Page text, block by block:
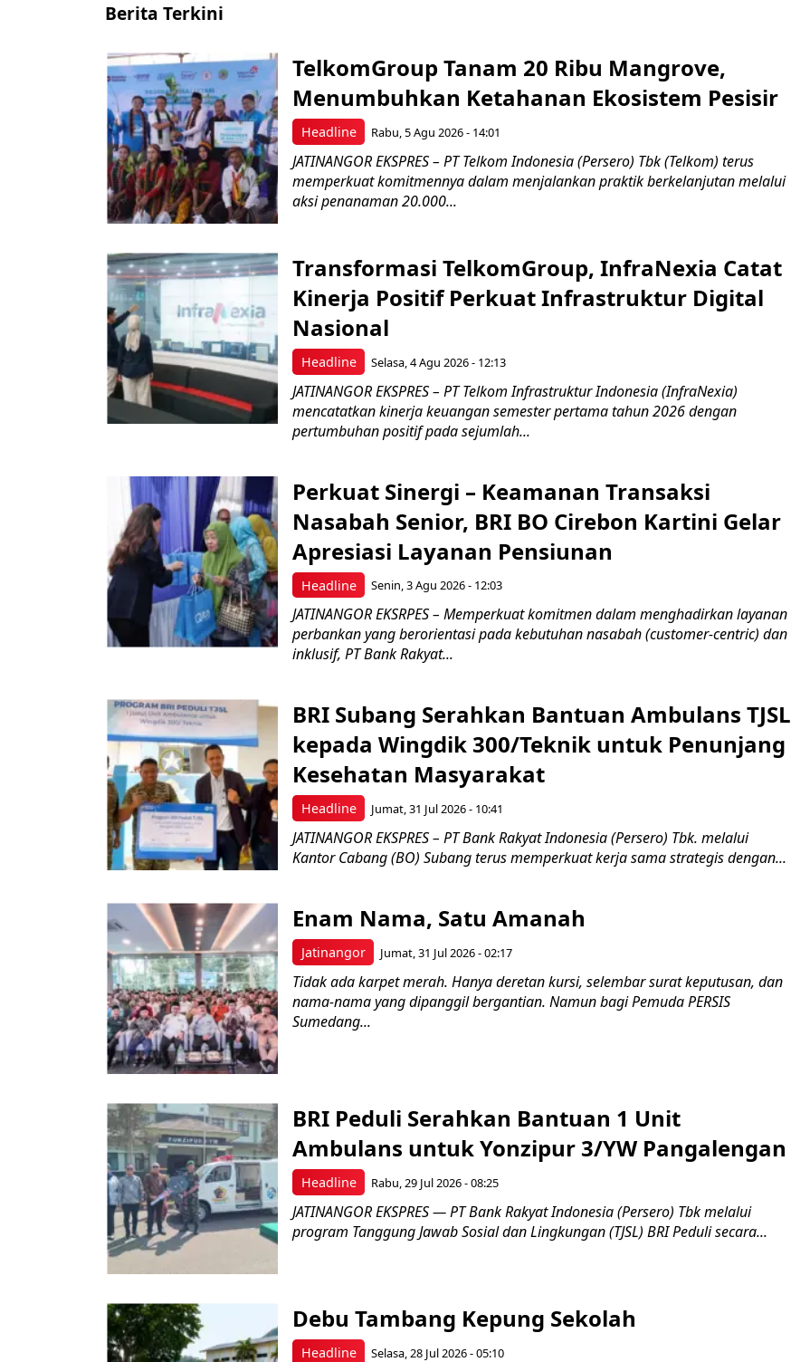
Berita Terkini
Headline
TelkomGroup Tanam 20 Ribu Mangrove,
Menumbuhkan Ketahanan Ekosistem Pesisir
Rabu, 5 Agu 2026 - 14:01
JATINANGOR EKSPRES – PT Telkom Indonesia (Persero) Tbk (Telkom) terus
memperkuat komitmennya dalam menjalankan praktik berkelanjutan melalui
aksi penanaman 20.000...
Headline
Transformasi TelkomGroup, InfraNexia Catat
Kinerja Positif Perkuat Infrastruktur Digital
Nasional
Selasa, 4 Agu 2026 - 12:13
JATINANGOR EKSPRES – PT Telkom Infrastruktur Indonesia (InfraNexia)
mencatatkan kinerja keuangan semester pertama tahun 2026 dengan
pertumbuhan positif pada sejumlah...
Headline
Perkuat Sinergi – Keamanan Transaksi
Nasabah Senior, BRI BO Cirebon Kartini Gelar
Apresiasi Layanan Pensiunan
Senin, 3 Agu 2026 - 12:03
JATINANGOR EKSRPES – Memperkuat komitmen dalam menghadirkan layanan
perbankan yang berorientasi pada kebutuhan nasabah (customer-centric) dan
inklusif, PT Bank Rakyat...
Headline
BRI Subang Serahkan Bantuan Ambulans TJSL
kepada Wingdik 300/Teknik untuk Penunjang
Kesehatan Masyarakat ​
Jumat, 31 Jul 2026 - 10:41
JATINANGOR EKSPRES – PT Bank Rakyat Indonesia (Persero) Tbk. melalui
Kantor Cabang (BO) Subang terus memperkuat kerja sama strategis dengan...
Jatinangor
Enam Nama, Satu Amanah
Jumat, 31 Jul 2026 - 02:17
Tidak ada karpet merah. Hanya deretan kursi, selembar surat keputusan, dan
nama-nama yang dipanggil bergantian. Namun bagi Pemuda PERSIS
Sumedang...
Headline
BRI Peduli Serahkan Bantuan 1 Unit
Ambulans untuk Yonzipur 3/YW Pangalengan
Rabu, 29 Jul 2026 - 08:25
JATINANGOR EKSPRES — PT Bank Rakyat Indonesia (Persero) Tbk melalui
program Tanggung Jawab Sosial dan Lingkungan (TJSL) BRI Peduli secara...
Headline
Debu Tambang Kepung Sekolah
Selasa, 28 Jul 2026 - 05:10